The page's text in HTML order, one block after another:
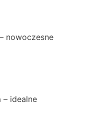
nowoczesne
– idealne